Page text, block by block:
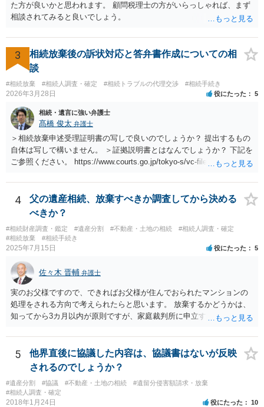
た方が良いかと思われます。 顧問税理士の方がいらっしゃれば、まず
相談されてみると良いでしょう。
3
相続放棄後の訴状対応と答弁書作成についての相
談
#相続放棄 #相続人調査・確定 #相続トラブルの代理交渉 #相続手続き
2026年3月28日 役にたった 5
相続・遺言に強い弁護士
髙橋 俊太 弁護士
＞相続放棄申述受理証明書の写しで良いのでしょうか？ 提出するもの
自体は写しで構いません。 ＞証拠説明書とはなんでしょうか？ 下記を
ご参照ください。 https://www.courts.go.jp/tokyo-s/vc-files/tokyo-s/file/
4
父の遺産相続、放棄すべきか調査してから決める
べきか？
#相続財産調査・鑑定 #遺産分割 #不動産・土地の相続
#相続人調査・確定
#相続放棄
#相続手続き
2025年7月15日 役にたった 5
佐々木 晋輔 弁護士
実のお父様ですので、できればお父様が住んでおられたマンションの
処理をされる方向で考えられたらと思います。 放棄するかどうかは、
知ってから3カ月以内が原則ですが、家庭裁判所に申立すれば3カ月の
放棄するかどうか決めることができます。 銀行やサラ金が数年も放置
することはありませんので、数年後に借金が発見される可能性はほぼ
ありません。 なお、私が扱った相続放棄を検討していた案件で、期間
伸長して調査したところ、サラ金に対する過払金など相当な財産が見
つかったため相続したという事例がありました。
5
他界直後に協議した内容は、協議書はないが反映
されるのでしょうか？
#遺産分割 #協議 #不動産・土地の相続
#遺留分侵害額請求・放棄
#相続人調査・確定
2018年1月24日 役にたった 10